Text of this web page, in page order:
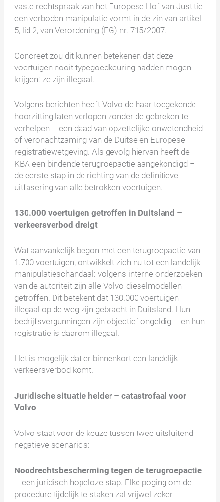
vaste rechtspraak van het Europese Hof van Justitie
een verboden manipulatie vormt in de zin van artikel
5, lid 2, van Verordening (EG) nr. 715/2007.
Concreet zou dit kunnen betekenen dat deze
voertuigen nooit typegoedkeuring hadden mogen
krijgen: ze zijn illegaal.
Volgens berichten heeft Volvo de haar toegekende
hoorzitting laten verlopen zonder de gebreken te
verhelpen – een daad van opzettelijke onwetendheid
of veronachtzaming van de Duitse en Europese
registratiewetgeving. Als gevolg hiervan heeft de
KBA een bindende terugroepactie aangekondigd –
de eerste stap in de richting van de definitieve
uitfasering van alle betrokken voertuigen.
130.000 voertuigen getroffen in Duitsland –
verkeersverbod dreigt
Wat aanvankelijk begon met een terugroepactie van
1.700 voertuigen, ontwikkelt zich nu tot een landelijk
manipulatieschandaal: volgens interne onderzoeken
van de autoriteit zijn alle Volvo-dieselmodellen
getroffen. Dit betekent dat 130.000 voertuigen
illegaal op de weg zijn gebracht in Duitsland. Hun
bedrijfsvergunningen zijn objectief ongeldig – en hun
registratie is daarom illegaal.
Het is mogelijk dat er binnenkort een landelijk
verkeersverbod komt.
Juridische situatie helder – catastrofaal voor
Volvo
Volvo staat voor de keuze tussen twee uitsluitend
negatieve scenario's:
Noodrechtsbescherming tegen de terugroepactie
– een juridisch hopeloze stap. Elke poging om de
procedure tijdelijk te staken zal vrijwel zeker